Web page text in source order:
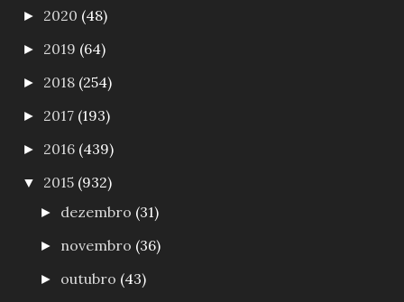
► 2020 (48)
► 2019 (64)
► 2018 (254)
► 2017 (193)
► 2016 (439)
▼ 2015 (932)
► dezembro (31)
► novembro (36)
► outubro (43)